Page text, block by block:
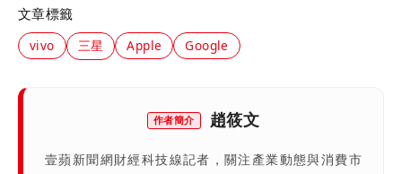
文章標籤
vivo 三星 Apple Google
作者簡介 趙筱文
壹蘋新聞網財經科技線記者，關注產業動態與消費市